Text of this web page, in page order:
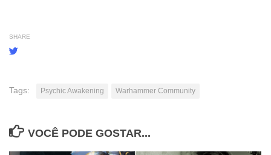
SHARE
Tags: Psychic Awakening Warhammer Community
VOCÊ PODE GOSTAR...